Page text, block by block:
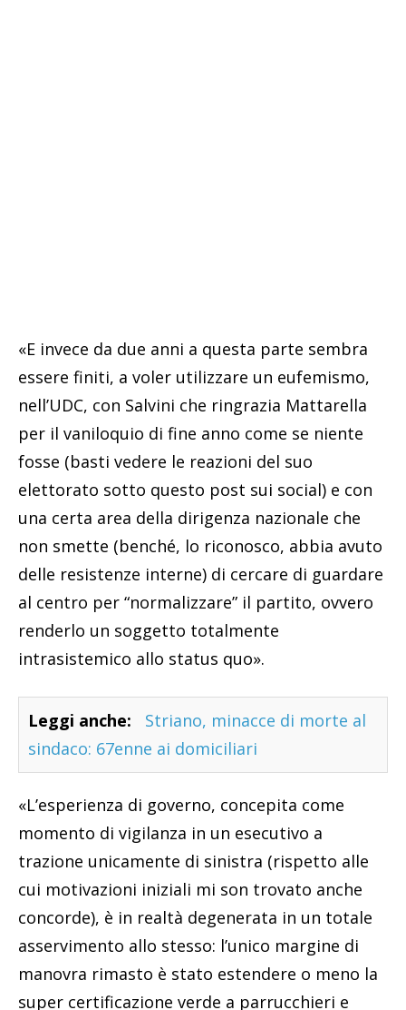
«E invece da due anni a questa parte sembra
essere finiti, a voler utilizzare un eufemismo,
nell’UDC, con Salvini che ringrazia Mattarella
per il vaniloquio di fine anno come se niente
fosse (basti vedere le reazioni del suo
elettorato sotto questo post sui social) e con
una certa area della dirigenza nazionale che
non smette (benché, lo riconosco, abbia avuto
delle resistenze interne) di cercare di guardare
al centro per “normalizzare” il partito, ovvero
renderlo un soggetto totalmente
intrasistemico allo status quo».
Leggi anche:
Striano, minacce di morte al
sindaco: 67enne ai domiciliari
«L’esperienza di governo, concepita come
momento di vigilanza in un esecutivo a
trazione unicamente di sinistra (rispetto alle
cui motivazioni iniziali mi son trovato anche
concorde), è in realtà degenerata in un totale
asservimento allo stesso: l’unico margine di
manovra rimasto è stato estendere o meno la
super certificazione verde a parrucchieri e